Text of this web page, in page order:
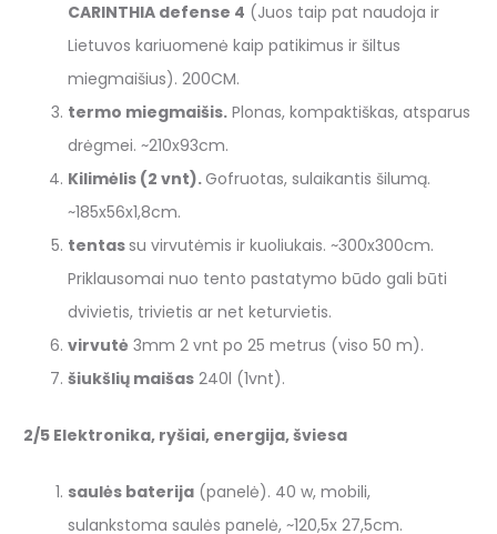
CARINTHIA defense 4 (Juos taip pat naudoja ir
Lietuvos kariuomenė kaip patikimus ir šiltus
miegmaišius). 200CM.
termo miegmaišis. Plonas, kompaktiškas, atsparus
drėgmei. ~210x93cm.
Kilimėlis (2 vnt).Gofruotas, sulaikantis šilumą.
~185x56x1,8cm.
tentassu virvutėmis ir kuoliukais. ~300x300cm.
Priklausomai nuo tento pastatymo būdo gali būti
dvivietis, trivietis ar net keturvietis.
virvutė 3mm 2 vnt po 25 metrus (viso 50 m).
šiukšlių maišas 240l (1vnt).
2/5 Elektronika, ryšiai, energija, šviesa
saulės baterija (panelė). 40 w, mobili,
sulankstoma saulės panelė, ~120,5x 27,5cm.